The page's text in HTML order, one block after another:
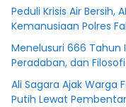
Peduli Krisis Air Bersih,
Kemanusiaan Polres
Menelusuri 666 Tahun
Peradaban, dan
Ali Sagara Ajak Warga
Putih Lewat